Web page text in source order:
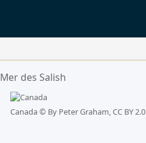
Mer des Salish
Canada © By Peter Graham, CC BY 2.0